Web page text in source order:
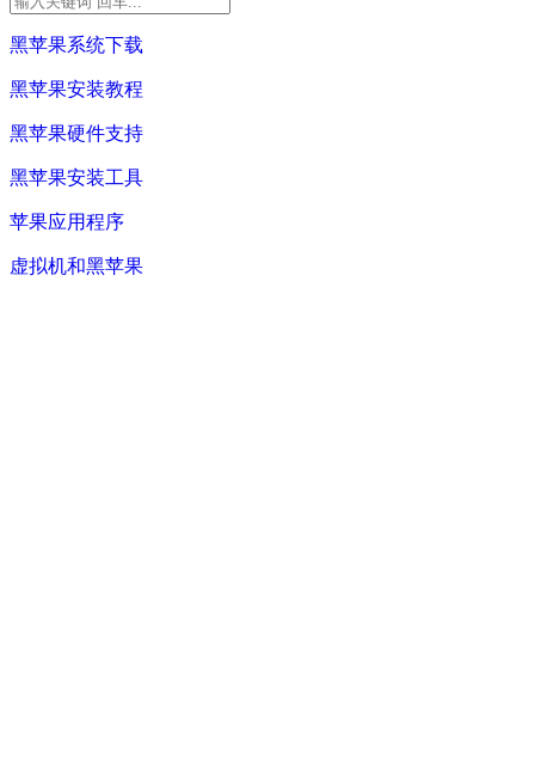
黑苹果系统下载
黑苹果安装教程
黑苹果硬件支持
黑苹果安装工具
苹果应用程序
虚拟机和黑苹果